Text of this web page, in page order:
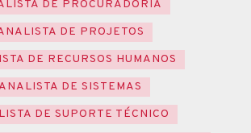
DE PROCURADORIA
DE PROJETOS
DE RECURSOS HUMANOS
ANALISTA DE SISTEMAS
DE SUPORTE TÉCNICO